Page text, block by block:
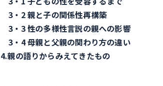
3・2 親と子の関係性再構築
3・3 性の多様性言説の親への影響
3・4 母親と父親の関わり方の違い
4.親の語りからみえてきたもの